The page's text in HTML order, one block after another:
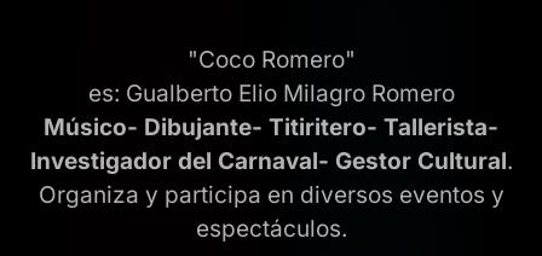
"Coco Romero"
es: Gualberto Elio Milagro Romero
Músico- Dibujante- Titiritero- Tallerista-
Investigador del Carnaval- Gestor Cultural.
Organiza y participa en diversos eventos y
espectáculos.